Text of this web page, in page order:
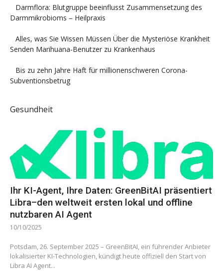
Darmflora: Blutgruppe beeinflusst Zusammensetzung des
Darmmikrobioms – Heilpraxis
Alles, was Sie Wissen Müssen Über die Mysteriöse Krankheit
Senden Marihuana-Benutzer zu Krankenhaus
Bis zu zehn Jahre Haft für millionenschweren Corona-
Subventionsbetrug
Gesundheit
Ihr KI-Agent, Ihre Daten: GreenBitAI präsentiert
Libra–den weltweit ersten lokal und offline
nutzbaren AI Agent
10/10/2025
Potsdam, 26. September 2025 – GreenBitAI, ein führender Anbieter
lokalisierter KI-Technologien, kündigt heute offiziell den Start von
Libra AI Agent...